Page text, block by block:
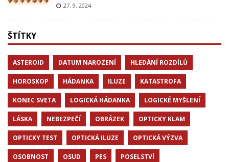
27. 9. 2024
ŠTÍTKY
ASTEROID DATUM NAROZENÍ HLEDÁNÍ ROZDÍLŮ
HOROSKOP HÁDANKA ILUZE KATASTROFA
KONEC SVETA LOGICKÁ HÁDANKA LOGICKÉ MYŠLENÍ
LÁSKA NEBEZPEČÍ OBRÁZEK OPTICKY KLAM
OPTICKY TEST OPTICKÁ ILUZE OPTICKÁ VÝZVA
OSOBNOST OSUD PES POSELSTVÍ